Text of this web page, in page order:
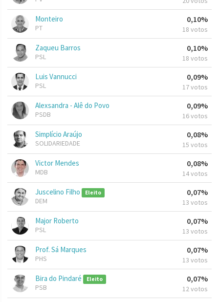
Monteiro
PT
0,10%
18 votos
Zaqueu Barros
PSL
0,10%
18 votos
Luis Vannucci
PSL
0,09%
17 votos
Alexsandra - Alê do Povo
PSDB
0,09%
16 votos
Simplício Araújo
SOLIDARIEDADE
0,08%
15 votos
Victor Mendes
MDB
0,08%
14 votos
Juscelino Filho Eleito
DEM
0,07%
13 votos
Major Roberto
PSL
0,07%
13 votos
Prof. Sá Marques
PHS
0,07%
13 votos
Bira do Pindaré Eleito
PSB
0,07%
12 votos